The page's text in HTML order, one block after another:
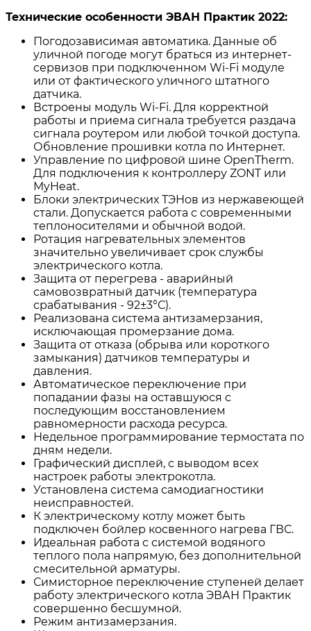
Технические особенности ЭВАН Практик 2022:
Погодозависимая автоматика. Данные об
уличной погоде могут браться из интернет-
сервизов при подключенном Wi-Fi модуле
или от фактического уличного штатного
датчика.
Встроены модуль Wi-Fi. Для корректной
работы и приема сигнала требуется раздача
сигнала роутером или любой точкой доступа.
Обновление прошивки котла по Интернет.
Управление по цифровой шине OpenTherm.
Для подключения к контроллеру ZONT или
MyHeat.
Блоки электрических ТЭНов из нержавеющей
стали. Допускается работа с современными
теплоносителями и обычной водой.
Ротация нагревательных элементов
значительно увеличивает срок службы
электрического котла.
Защита от перегрева - аварийный
самовозвратный датчик (температура
срабатывания - 92±3°С).
Реализована система антизамерзания,
исключающая промерзание дома.
Защита от отказа (обрыва или короткого
замыкания) датчиков температуры и
давления.
Автоматическое переключение при
попадании фазы на оставшуюся с
последующим восстановлением
равномерности расхода ресурса.
Недельное программирование термостата по
дням недели.
Графический дисплей, с выводом всех
настроек работы электрокотла.
Установлена система самодиагностики
неисправностей.
К электрическому котлу может быть
подключен бойлер косвенного нагрева ГВС.
Идеальная работа с системой водяного
теплого пола напрямую, без дополнительной
смесительной арматуры.
Симисторное переключение ступеней делает
работу электрического котла ЭВАН Практик
совершенно бесшумной.
Режим антизамерзания.